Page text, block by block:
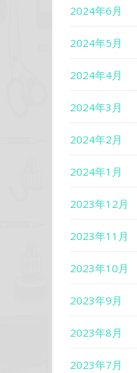
2024年6月
2024年5月
2024年4月
2024年3月
2024年2月
2024年1月
2023年12月
2023年11月
2023年10月
2023年9月
2023年8月
2023年7月